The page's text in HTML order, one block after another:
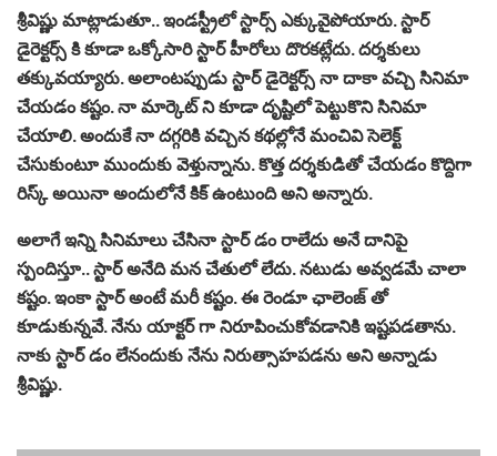
శ్రీవిష్ణు మాట్లాడుతూ.. ఇండస్ట్రీలో స్టార్స్ ఎక్కువైపోయారు. స్టార్
డైరెక్టర్స్ కి కూడా ఒక్కోసారి స్టార్ హీరోలు దొరకట్లేదు. దర్శకులు
తక్కువయ్యారు. అలాంటప్పుడు స్టార్ డైరెక్టర్స్ నా దాకా వచ్చి సినిమా
చేయడం కష్టం. నా మార్కెట్ ని కూడా దృష్టిలో పెట్టుకొని సినిమా
చేయాలి. అందుకే నా దగ్గరికి వచ్చిన కథల్లోనే మంచివి సెలెక్ట్
చేసుకుంటూ ముందుకు వెళ్తున్నాను. కొత్త దర్శకుడితో చేయడం కొద్దిగా
రిస్క్ అయినా అందులోనే కిక్ ఉంటుంది అని అన్నారు.
అలాగే ఇన్ని సినిమాలు చేసినా స్టార్ డం రాలేదు అనే దానిపై
స్పందిస్తూ.. స్టార్ అనేది మన చేతులో లేదు. నటుడు అవ్వడమే చాలా
కష్టం. ఇంకా స్టార్ అంటే మరీ కష్టం. ఈ రెండూ ఛాలెంజ్ తో
కూడుకున్నవే. నేను యాక్టర్ గా నిరూపించుకోవడానికి ఇష్టపడతాను.
నాకు స్టార్ డం లేనందుకు నేను నిరుత్సాహపడను అని అన్నాడు
శ్రీవిష్ణు.